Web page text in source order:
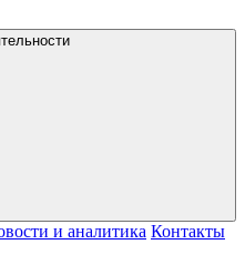
и аналитика Контакты